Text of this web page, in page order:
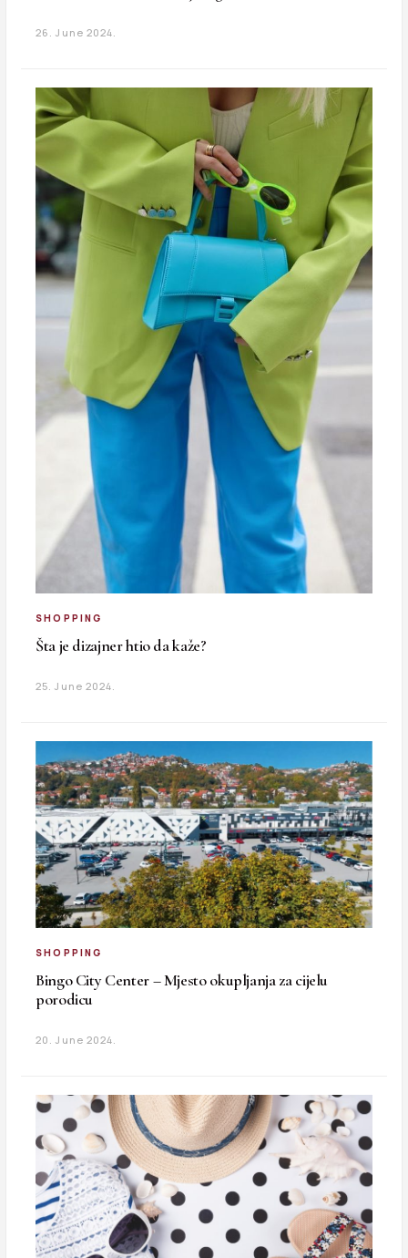
26. June 2024.
SHOPPING
Šta je dizajner htio da kaže?
25. June 2024.
SHOPPING
Bingo City Center – Mjesto okupljanja za cijelu
porodicu
20. June 2024.